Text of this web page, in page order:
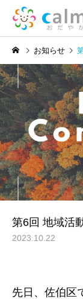
新着記
地域活動
お知らせ
第6回 地域活
2023.10.22
先日、佐伯区